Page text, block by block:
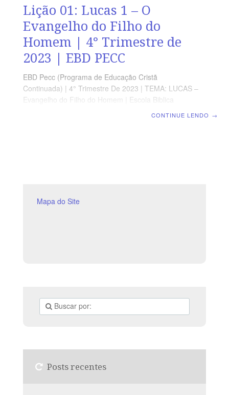
Lição 01: Lucas 1 – O
Evangelho do Filho do
Homem | 4° Trimestre de
2023 | EBD PECC
EBD Pecc (Programa de Educação Cristã
Continuada) | 4° Trimestre De 2023 | TEMA: LUCAS –
Evangelho do Filho do Homem | Escola Biblica
estudo e leitura
CONTINUE LENDO →
Mapa do Site
Posts recentes